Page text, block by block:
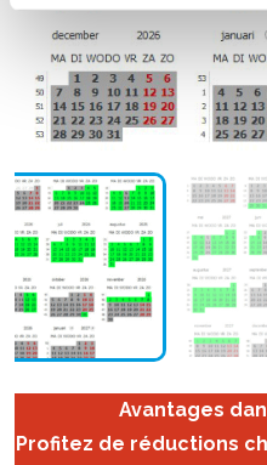
Avantages
Profitez de réductions